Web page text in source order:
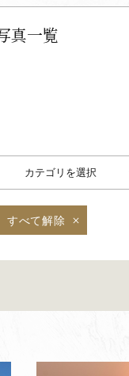
真一覧
カテゴリを選択
すべて解除